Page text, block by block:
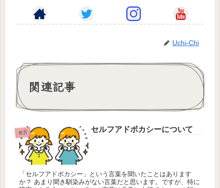
Uchi-Chi
関連記事
教育 セルフアドボカシーについて
「セルフアドボカシー」という言葉を聞いたことはあります
か？ あまり聞き馴染みがない言葉だと思います。ですが、特に